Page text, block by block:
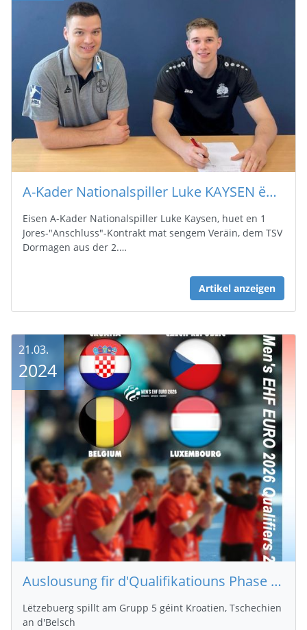
A-Kader Nationalspiller Luke KAYSEN ënnerschreiwt 1 Jores-"Anschluss"-Kontrakt mat sengem Veräin dem TSV Dormagen
Eisen A-Kader Nationalspiller Luke Kaysen, huet en 1
Jores-"Anschluss"-Kontrakt mat sengem Veräin, dem TSV
Dormagen aus der 2.…
Artikel anzeigen
Auslousung fir d'Qualifikatiouns Phase 2 fir d'EURO2026 bei de Männer
Lëtzebuerg spillt am Grupp 5 géint Kroatien, Tschechien
an d'Belsch
21.03.
2024